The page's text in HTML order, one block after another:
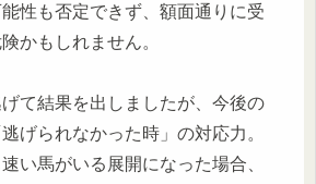
性も否定できず、額面通りに受
かもしれません。
て結果を出しましたが、今後の
げられなかった時」の対応力。
い馬がいる展開になった場合、